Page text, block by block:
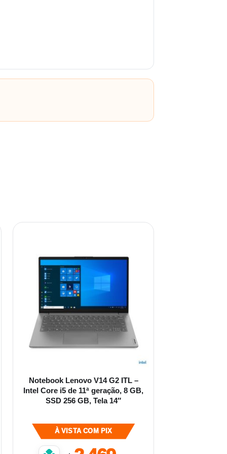
Notebook Lenovo V14 G2 ITL –
Intel Core i5 de 11ª geração, 8 GB,
SSD 256 GB, Tela 14″
À VISTA COM PIX